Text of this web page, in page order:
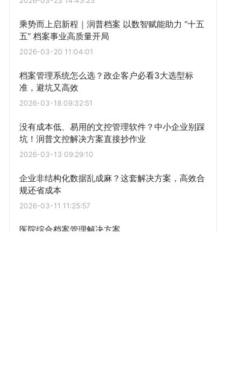
乘势而上启新程｜润普档案 以数智赋能助力 “十五
五” 档案事业高质量开局
2026-03-20 11:04:01
档案管理系统怎么选？政企客户必看3大选型标
准，避坑又高效
2026-03-18 09:32:51
没有成本低、易用的文控管理软件？中小企业别踩
坑！润普文控解决方案直接抄作业
2026-03-13 09:29:10
企业非结构化数据乱成麻？这套解决方案，高效合
规还省成本
2026-03-11 11:25:57
医院综合档案管理解决方案